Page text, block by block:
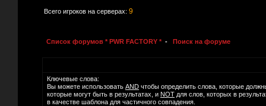
Всего игроков на серверах: 9
Список форумов * PWR FACTORY * - Поиск на форуме
Ключевые слова:
Вы можете использовать AND чтобы определить слова, которые
которые могут быть в результатах, и NOT для слов, которых в
в качестве шаблона для частичного совпадения.